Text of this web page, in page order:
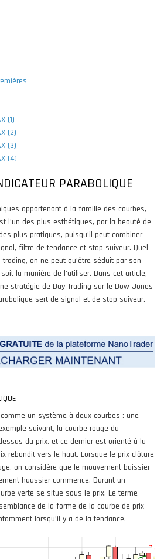
(1)
(2)
(3)
(4)
PARABOLIQUE
appartenant à la famille des courbes,
l’un des plus esthétiques, par la beauté de
plus pratiques, puisqu’il peut combiner
filtre de tendance et stop suiveur. Quel
on ne peut qu’être séduit par son
la manière de l’utiliser. Dans cet article,
stratégie de Day Trading sur le Dow Jones
sert de signal et de stop suiveur.
un système à deux courbes : une
suivant, la courbe rouge du
du prix, et ce dernier est orienté à la
rebondit vers le haut. Lorsque le prix clôture
on considère que le mouvement baissier
haussier commence. Durant un
verte se situe sous le prix. Le terme
de la forme de la courbe de prix
lorsqu’il y a de la tendance.